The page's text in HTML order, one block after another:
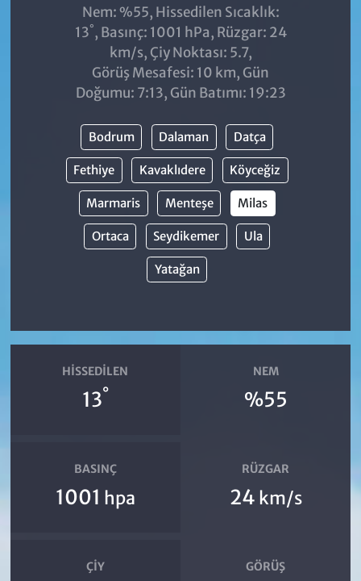
Nem: %55, Hissedilen Sıcaklık:
13°, Basınç: 1001 hPa, Rüzgar: 24
km/s, Çiy Noktası: 5.7,
Görüş Mesafesi: 10 km, Gün
Doğumu: 7:13, Gün Batımı: 19:23
Bodrum Dalaman Datça
Fethiye Kavaklıdere Köyceğiz
Marmaris Menteşe Milas
Ortaca Seydikemer Ula
Yatağan
HISSEDILEN
13°
NEM
%55
BASINÇ
1001 hpa
RÜZGAR
24 km/s
ÇIY GÖRÜŞ